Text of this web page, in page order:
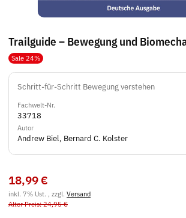
Trailguide – Bewegung und
Sale 24%
Schritt-für-Schritt Bewegung verstehen
Fachwelt-Nr.
33718
Autor
Andrew Biel, Bernard C. Kolster
18,99 €
inkl. 7% Ust. , zzgl. Versand
Alter Preis: 24,95 €